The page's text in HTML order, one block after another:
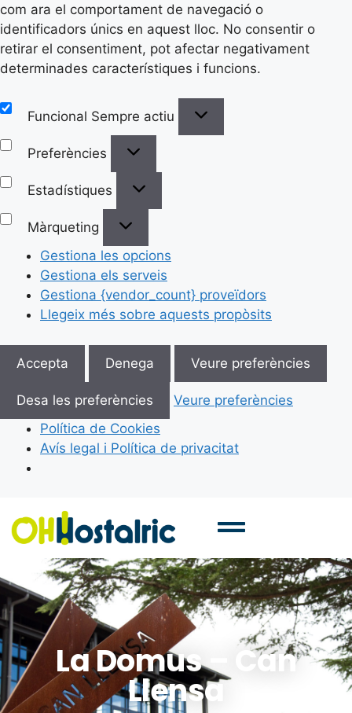
com ara el comportament de navegació o
identificadors únics en aquest lloc. No consentir o
retirar el consentiment, pot afectar negativament
determinades característiques i funcions.
Funcional Sempre actiu
Preferències
Estadístiques
Màrqueting
Gestiona les opcions
Gestiona els serveis
Gestiona {vendor_count} proveïdors
Llegeix més sobre aquests propòsits
Accepta Denega Veure preferències
Desa les preferències
Veure preferències
Política de Cookies
Avís legal i Política de privacitat
La Domus – Can
Llensa